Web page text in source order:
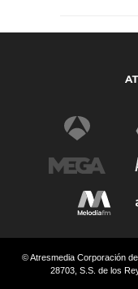
© Atresmedia Corporación
28703, S.S. de los